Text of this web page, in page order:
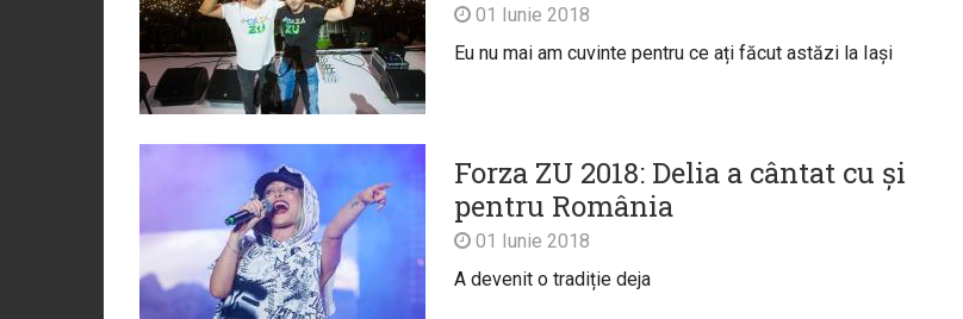
01 Iunie 2018
Eu nu mai am cuvinte pentru ce ați făcut astăzi la Iași
Forza ZU 2018: Delia a cântat cu și
pentru România
01 Iunie 2018
A devenit o tradiție deja